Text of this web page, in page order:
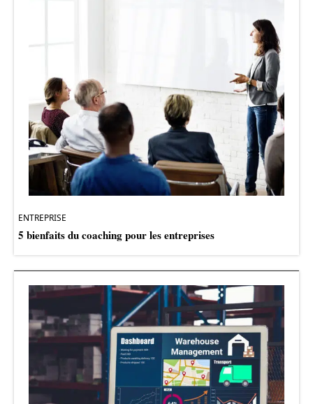
ENTREPRISE
5 bienfaits du coaching pour les entreprises